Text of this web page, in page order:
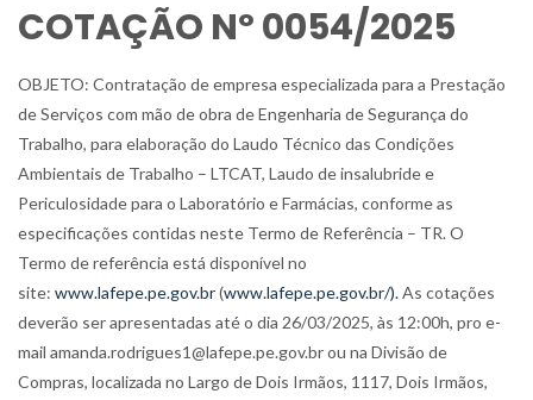
COTAÇÃO Nº 0054/2025
OBJETO: Contratação de empresa especializada para a Prestação
de Serviços com mão de obra de Engenharia de Segurança do
Trabalho, para elaboração do Laudo Técnico das Condições
Ambientais de Trabalho – LTCAT, Laudo de insalubride e
Periculosidade para o Laboratório e Farmácias, conforme as
especificações contidas neste Termo de Referência – TR. O
Termo de referência está disponível no
site: www.lafepe.pe.gov.br(www.lafepe.pe.gov.br/).As cotações
deverão ser apresentadas até o dia 26/03/2025, às 12:00h, pro e-
mail amanda.rodrigues1@lafepe.pe.gov.br ou na Divisão de
Compras, localizada no Largo de Dois Irmãos, 1117, Dois Irmãos,